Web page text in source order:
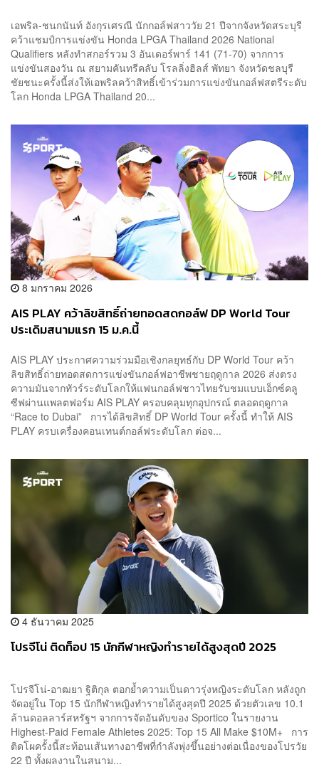
เอพริล-ชนกนันท์ อังกุรเศรณี นักกอล์ฟสาววัย 21 ปีจากจังหวัดสระบุรี
คว้าแชมป์การแข่งขัน Honda LPGA Thailand 2026 National
Qualifiers หลังทำสกอร์รวม 3 อันเดอร์พาร์ 141 (71-70) จากการ
แข่งขันสองวัน ณ สยามคันทรีคลับ โรลลิ่งฮิลส์ พัทยา จังหวัดชลบุรี
ชัยชนะครั้งนี้ส่งให้เอพริลคว้าสิทธิ์เข้าร่วมการแข่งขันกอล์ฟสตรีระดับ
โลก Honda LPGA Thailand 20...
8 มกราคม 2026
AIS PLAY คว้าลิขสิทธิ์ถ่ายทอดสดกอล์ฟ DP World Tour
ประเดิมสนามแรก 15 ม.ค.นี้
AIS PLAY ประกาศความร่วมมือเชิงกลยุทธ์กับ DP World Tour คว้า
ลิขสิทธิ์ถ่ายทอดสดการแข่งขันกอล์ฟอาชีพชายฤดูกาล 2026 ส่งตรง
ความมันจากทัวร์ระดับโลกให้แฟนกอล์ฟชาวไทยรับชมแบบเอ็กซ์คลู
ซีฟผ่านแพลตฟอร์ม AIS PLAY ครอบคลุมทุกอุปกรณ์ ตลอดฤดูกาล
“Race to Dubai” การได้ลิขสิทธิ์ DP World Tour ครั้งนี้ ทำให้ AIS
PLAY ครบเครื่องคอนเทนต์กอล์ฟระดับโลก ต่อจ...
4 ธันวาคม 2025
โปรจีโน่ ติดท็อป 15 นักกีฬาหญิงทำรายได้สูงสุดปี 2025
โปรจีโน่-อาฒยา ฐิติกุล ตอกย้ำความเป็นดาวรุ่งหญิงระดับโลก หลังถูก
จัดอยู่ใน Top 15 นักกีฬาหญิงทำรายได้สูงสุดปี 2025 ด้วยตัวเลข 10.1
ล้านดอลลาร์สหรัฐฯ จากการจัดอันดับของ Sportico ในรายงาน
Highest-Paid Female Athletes 2025: Top 15 All Make $10M+ การ
ติดโผครั้งนี้สะท้อนเส้นทางอาชีพที่กำลังพุ่งขึ้นอย่างต่อเนื่องของโปรวัย
22 ปี ทั้งผลงานในสนาม...